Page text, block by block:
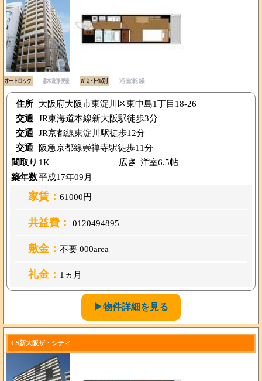
住所
大阪府大阪市東淀川区東中島1丁目18-26
交通 JR東海道本線新大阪駅徒歩3分
交通 JR京都線東淀川駅徒歩12分
交通
阪急京都線崇禅寺駅徒歩11分
間取り 1K 広さ 洋室6.5帖
築年数平成17年09月
家賃： 61000円
共益費： 0120494895
敷金： 不要 000area
礼金： 1ヵ月
▶物件詳細を見る
CS新大阪ザ・シティ